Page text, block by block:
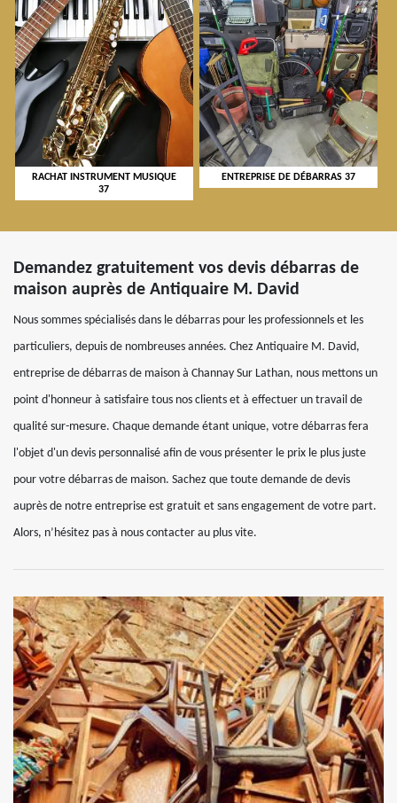
RACHAT INSTRUMENT MUSIQUE
37
ENTREPRISE DE DÉBARRAS 37
Demandez gratuitement vos devis débarras de
maison auprès de Antiquaire M. David
Nous sommes spécialisés dans le débarras pour les professionnels et les
particuliers, depuis de nombreuses années. Chez Antiquaire M. David,
entreprise de débarras de maison à Channay Sur Lathan, nous mettons un
point d'honneur à satisfaire tous nos clients et à effectuer un travail de
qualité sur-mesure. Chaque demande étant unique, votre débarras fera
l'objet d'un devis personnalisé afin de vous présenter le prix le plus juste
pour votre débarras de maison. Sachez que toute demande de devis
auprès de notre entreprise est gratuit et sans engagement de votre part.
Alors, n’hésitez pas à nous contacter au plus vite.